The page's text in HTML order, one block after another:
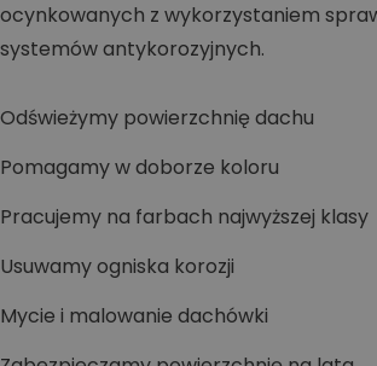
ocynkowanych z wykorzystaniem
systemów antykorozyjnych.
Odświeżymy powierzchnię dachu
Pomagamy w doborze koloru
Pracujemy na farbach najwyższej klasy
Usuwamy ogniska korozji
Mycie i malowanie dachówki